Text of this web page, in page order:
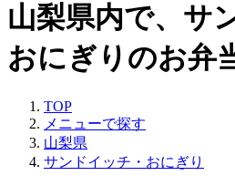
山梨県内で、サ
おにぎりのお弁
TOP
メニューで探す
山梨県
サンドイッチ・おにぎり